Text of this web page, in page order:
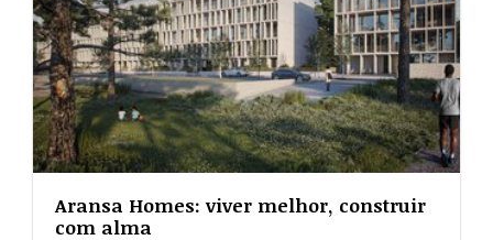
Aransa Homes: viver melhor, construir
com alma